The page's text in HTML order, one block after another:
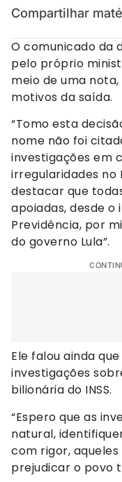
Compartilhar
O comunicado da
pelo próprio
meio de uma
motivos da saída.
“Tomo esta
nome não foi
investigações em
irregularidades no
destacar que
apoiadas, desde o
Previdência, por
do governo Lula”.
Ele falou ainda
investigações
bilionária do INSS.
“Espero que as
natural,
com rigor,
prejudicar o povo